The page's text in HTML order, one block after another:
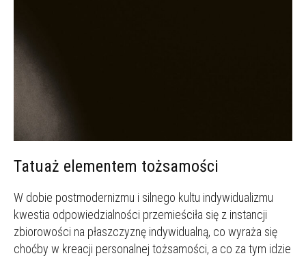
Tatuaż elementem tożsamości
W dobie postmodernizmu i silnego kultu indywidualizmu
kwestia odpowiedzialności przemieściła się z instancji
zbiorowości na płaszczyznę indywidualną, co wyraża się
choćby w kreacji personalnej tożsamości, a co za tym idzie